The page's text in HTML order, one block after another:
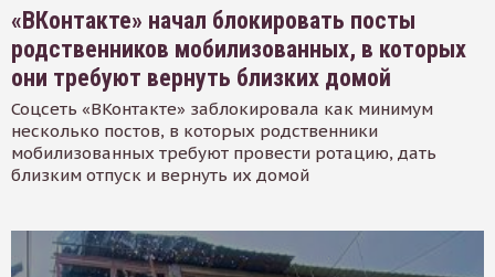
«ВКонтакте» начал блокировать посты
родственников мобилизованных, в которых
они требуют вернуть близких домой
Соцсеть «ВКонтакте» заблокировала как минимум
несколько постов, в которых родственники
мобилизованных требуют провести ротацию, дать
близким отпуск и вернуть их домой